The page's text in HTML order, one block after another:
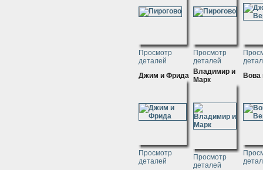
Просмотр
деталей
Просмотр
деталей
Джим и Фрида
Просмотр
деталей
Владимир и
Марк
Просмотр
деталей
Вова